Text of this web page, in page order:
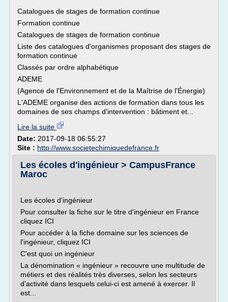
Catalogues de stages de formation continue
Formation continue
Catalogues de stages de formation continue
Liste des catalogues d'organismes proposant des stages de
formation continue
Classés par ordre alphabétique
ADEME
(Agence de l'Environnement et de la Maîtrise de l'Énergie)
L'ADEME organise des actions de formation dans tous les
domaines de ses champs d'intervention : bâtiment et...
Lire la suite
Date: 2017-09-18 06:55:27
Site : http://www.societechimiquedefrance.fr
Les écoles d'ingénieur > CampusFrance
Maroc
Les écoles d'ingénieur
Pour consulter la fiche sur le titre d'ingénieur en France
cliquez ICI
Pour accéder à la fiche domaine sur les sciences de
l'ingénieur, cliquez ICI
C'est quoi un ingénieur
La dénomination « ingénieur » recouvre une multitude de
métiers et des réalités très diverses, selon les secteurs
d'activité dans lesquels celui-ci est amené à exercer. Il
est...